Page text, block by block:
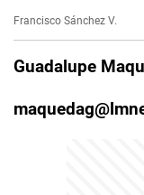
Francisco Sánchez V.
Guadalupe